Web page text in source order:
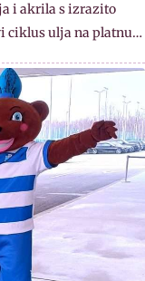
i akrila s izrazito
ciklus ulja na platnu…